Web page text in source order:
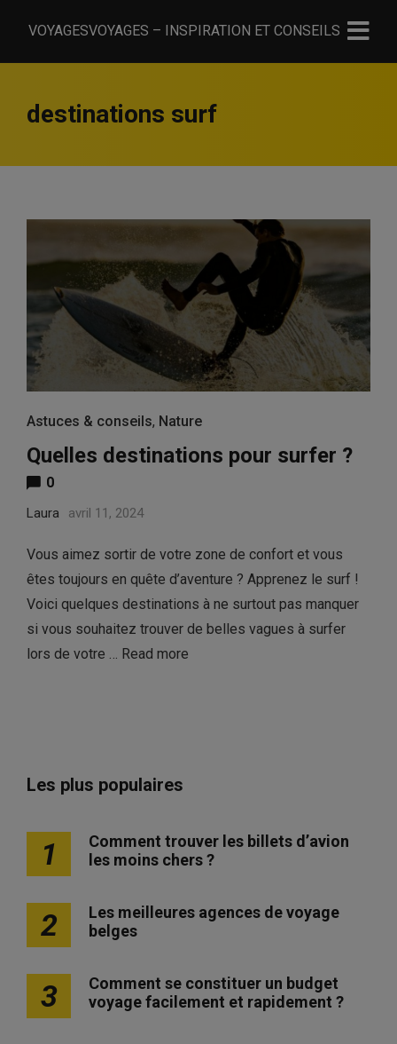
VOYAGESVOYAGES – INSPIRATION ET CONSEILS
destinations surf
Astuces & conseils, Nature
Quelles destinations pour surfer ?
0
Laura avril 11, 2024
Vous aimez sortir de votre zone de confort et vous
êtes toujours en quête d’aventure ? Apprenez le surf !
Voici quelques destinations à ne surtout pas manquer
si vous souhaitez trouver de belles vagues à surfer
lors de votre … Read more
Les plus populaires
1
Comment trouver les billets d’avion
les moins chers ?
2
Les meilleures agences de voyage
belges
3
Comment se constituer un budget
voyage facilement et rapidement ?